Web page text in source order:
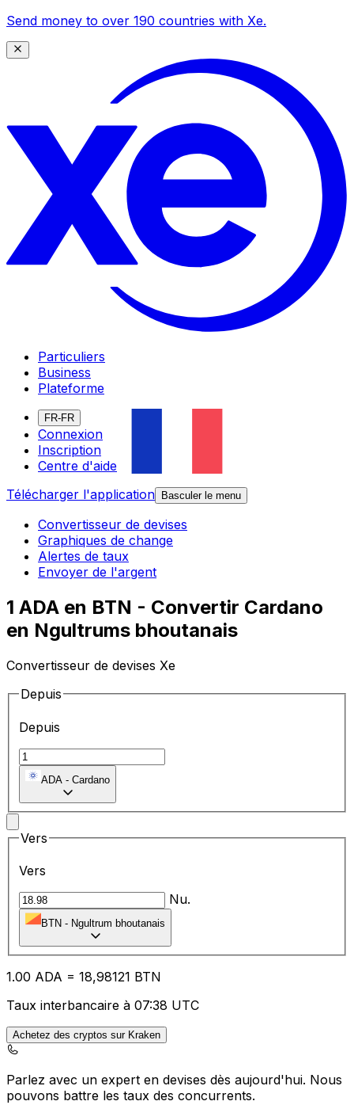
Send money to over 190 countries with Xe.
Particuliers
Business
Plateforme
FR-FR
Connexion
Inscription
Centre d'aide
Télécharger l'application
Basculer le menu
Convertisseur de devises
Graphiques de change
Alertes de taux
Envoyer de l'argent
1 ADA en BTN - Convertir Cardano
en Ngultrums bhoutanais
Convertisseur de devises Xe
Depuis
Depuis
ADA - Cardano
Vers
Vers
Nu.
BTN - Ngultrum bhoutanais
1.00 ADA = 18,98121 BTN
Taux interbancaire à 07:38 UTC
Achetez des cryptos sur Kraken
Parlez avec un expert en devises dès aujourd'hui. Nous
pouvons battre les taux des concurrents.